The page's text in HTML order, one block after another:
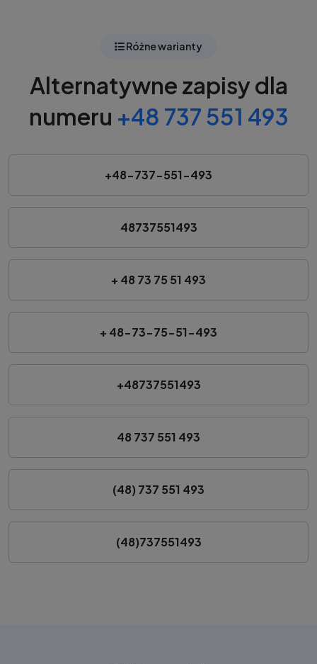
Różne warianty
Alternatywne zapisy dla
numeru +48 737 551 493
+48-737-551-493
48737551493
+ 48 73 75 51 493
+ 48-73-75-51-493
+48737551493
48 737 551 493
(48) 737 551 493
(48)737551493